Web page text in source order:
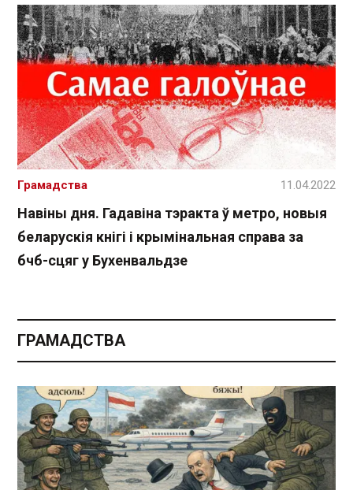
Навіны дня. Гадавіна тэракта ў метро, новыя
беларускія кнігі і крымінальная справа за
бчб-сцяг у Бухенвальдзе
Грамадства 11.04.2022
ГРАМАДСТВА